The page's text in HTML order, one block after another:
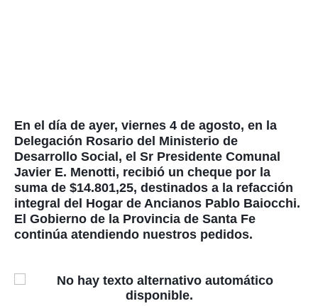
En el día de ayer, viernes 4 de agosto, en la
Delegación Rosario del Ministerio de
Desarrollo Social, el Sr Presidente Comunal
Javier E. Menotti, recibió un cheque por la
suma de $14.801,25, destinados a la refacción
integral del Hogar de Ancianos Pablo Baiocchi.
El Gobierno de la Provincia de Santa Fe
continúa atendiendo nuestros pedidos.